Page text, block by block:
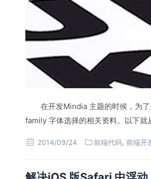
在开发Mindia 主题的时候，为
family 字体选择的相关资料。以下
2014/09/24 前端代码,前端开